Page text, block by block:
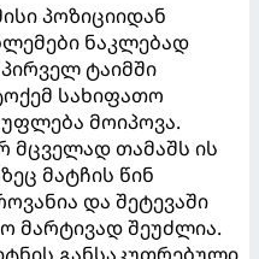
პოზიციიდან
ნაკლებად
ტაიმში
სახიფათო
მოიპოვა.
მცველად თამაშს ის
მატჩის წინ
და შეტევაში
მარტივად შეუძლია.